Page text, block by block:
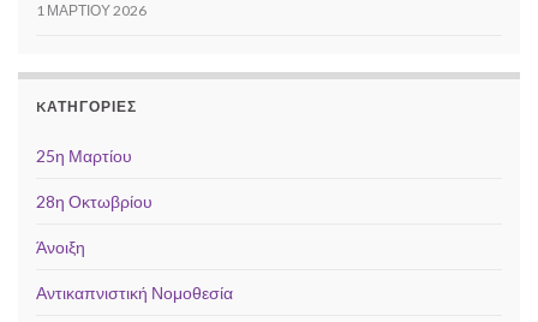
1 ΜΑΡΤΊΟΥ 2026
KΑΤΗΓΟΡΊΕΣ
25η Μαρτίου
28η Οκτωβρίου
Άνοιξη
Αντικαπνιστική Νομοθεσία